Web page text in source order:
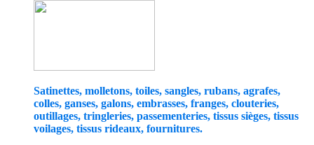
Satinettes, molletons, toiles, sangles, rubans, agrafes,
colles, ganses, galons, embrasses, franges, clouteries,
outillages, tringleries, passementeries, tissus sièges, tissus
voilages, tissus rideaux, fournitures.